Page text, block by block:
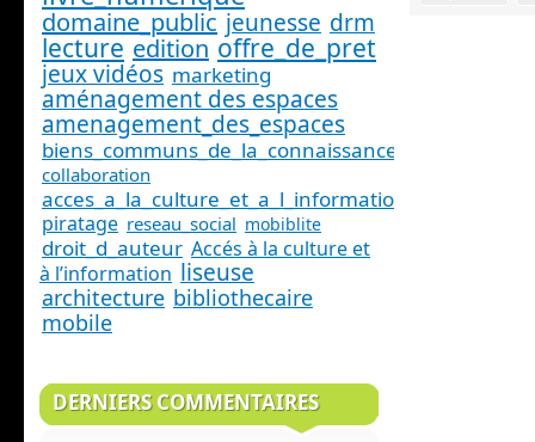
domaine_public jeunesse drm
lecture edition offre_de_pret
jeux vidéos marketing
aménagement des espaces
amenagement_des_espaces
biens_communs_de_la_connaissance
collaboration
acces_a_la_culture_et_a_l_information_
piratage reseau_social mobiblite
droit_d_auteur Accés à la culture et
à l’information liseuse
architecture bibliothecaire
mobile
DERNIERS COMMENTAIRES